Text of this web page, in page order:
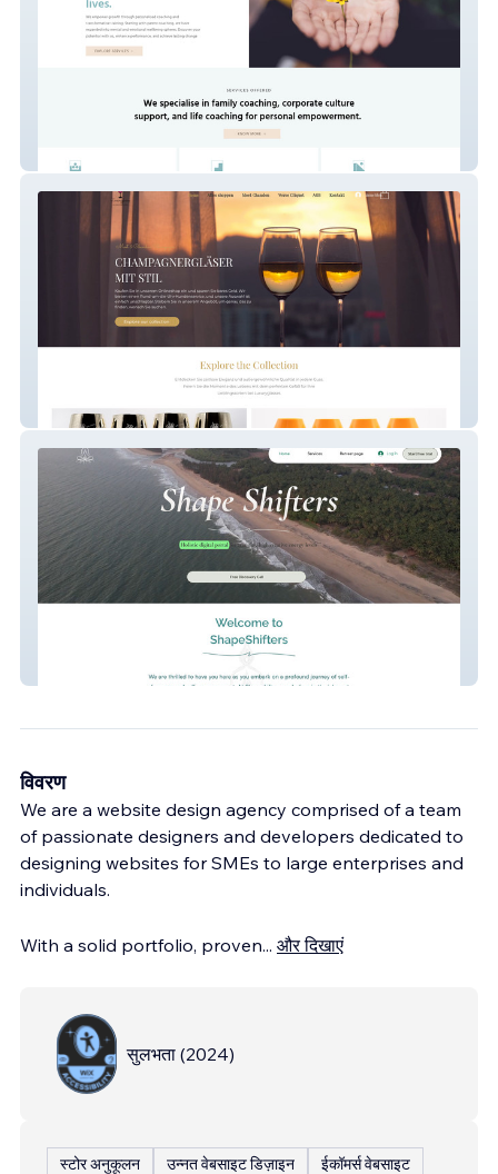
Moet & Chandon
विवरण
We are a website design agency comprised of a team
of passionate designers and developers dedicated to
designing websites for SMEs to large enterprises and
individuals.
With a solid portfolio, proven... और दिखाएं
सुलभता (2024)
स्टोर अनुकूलन उन्नत वेबसाइट डिज़ाइन ईकॉमर्स वेबसाइट